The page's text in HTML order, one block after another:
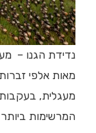
נדידת הגנו –
מאות אלפי
מעגלית,
המרשימות